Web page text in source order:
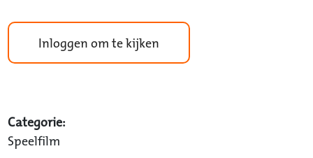
Inloggen om te kijken
Categorie:
Speelfilm